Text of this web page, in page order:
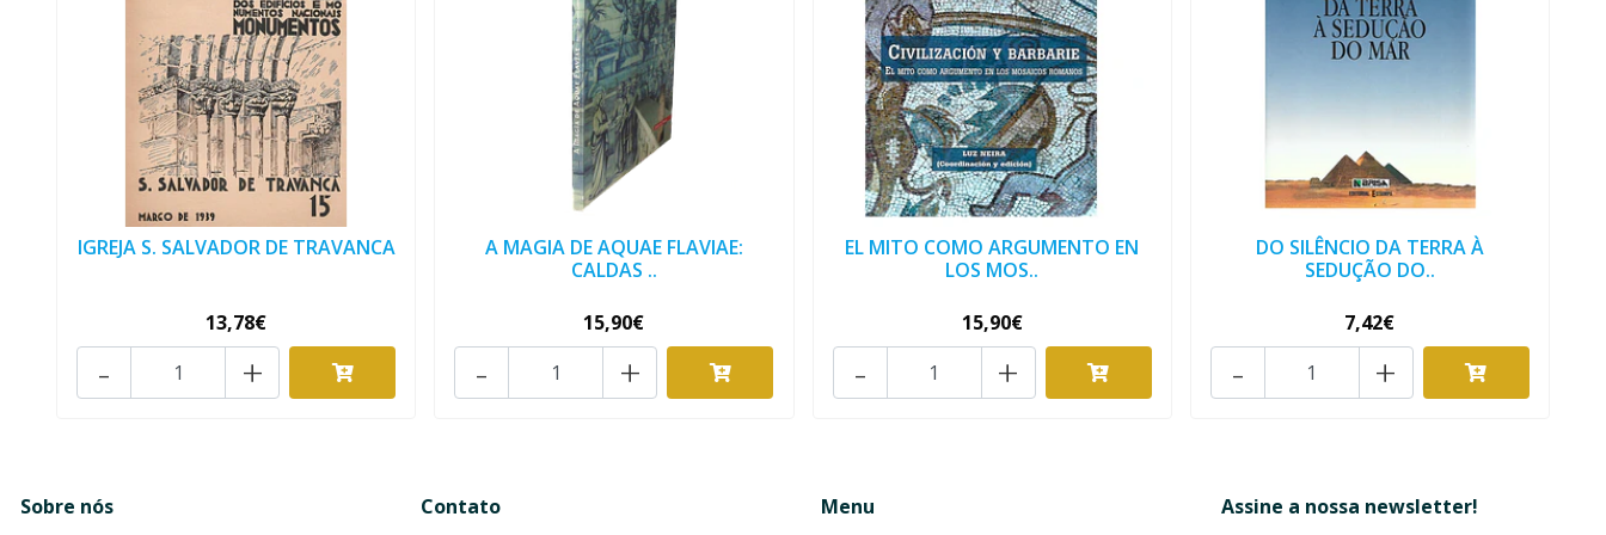
IGREJA S. SALVADOR DE TRAVANCA
13,78€
+
-
A MAGIA DE AQUAE FLAVIAE:
CALDAS ..
15,90€
+
-
EL MITO COMO ARGUMENTO EN
LOS MOS..
15,90€
+
-
DO SILÊNCIO DA TERRA À
SEDUÇÃO DO..
7,42€
+
-
Sobre nós Contato Menu Assine a nossa newsletter!